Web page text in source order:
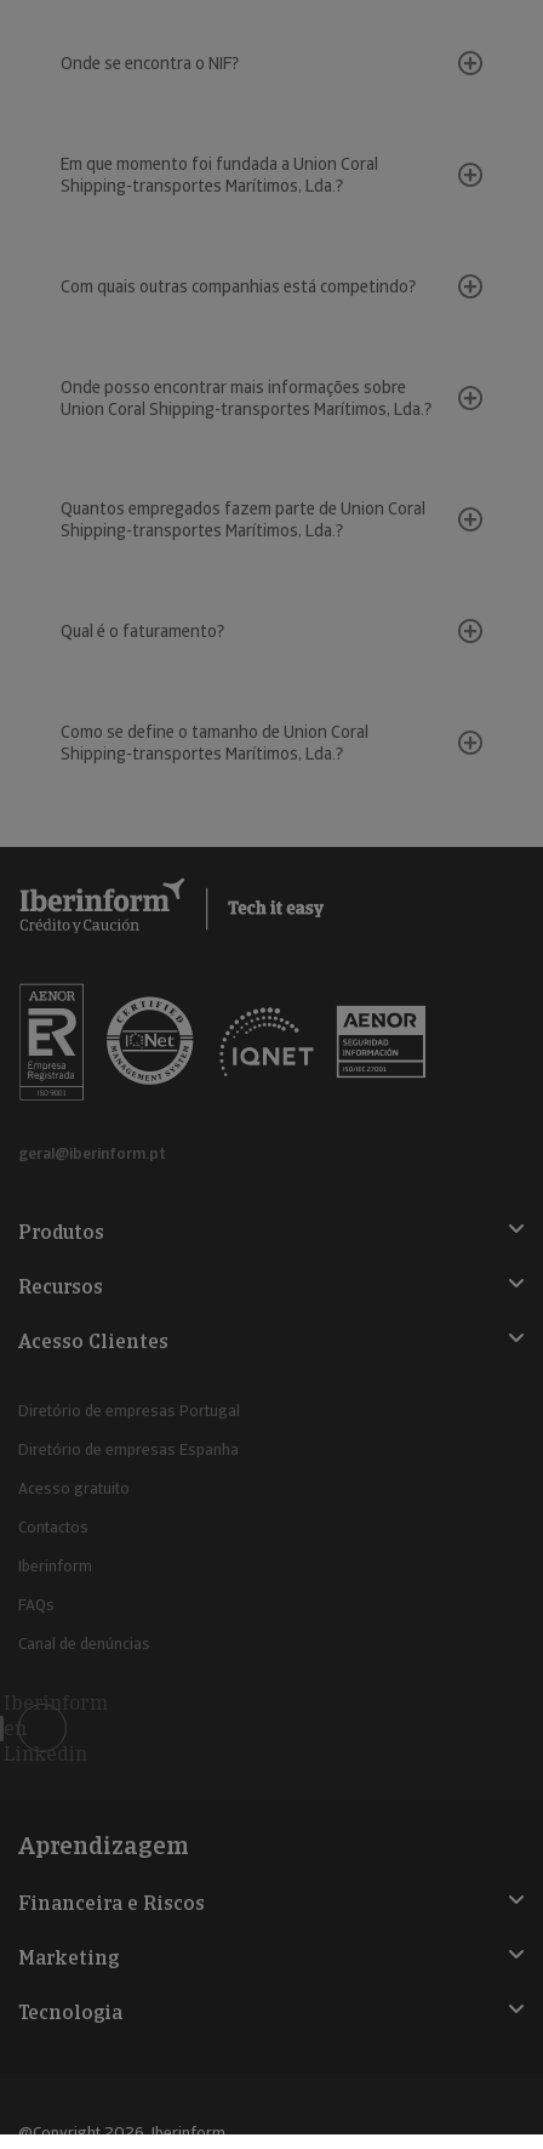
Onde se encontra o NIF?
Em que momento foi fundada a Union Coral
Shipping-transportes Marítimos, Lda.?
Com quais outras companhias está competindo?
Onde posso encontrar mais informações sobre
Union Coral Shipping-transportes Marítimos, Lda.?
Quantos empregados fazem parte de Union Coral
Shipping-transportes Marítimos, Lda.?
Qual é o faturamento?
Como se define o tamanho de Union Coral
Shipping-transportes Marítimos, Lda.?
geral@iberinform.pt
Produtos
Recursos
Acesso Clientes
Diretório de empresas Portugal
Diretório de empresas Espanha
Acesso gratuito
Contactos
Iberinform
FAQs
Canal de denúncias
Iberinform
en
Linkedin
Aprendizagem
Financeira e Riscos
Marketing
Tecnologia
@Copyright 2026, Iberinform